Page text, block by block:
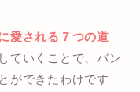
愛される７つの道
ていくことで、バン
ができたわけです